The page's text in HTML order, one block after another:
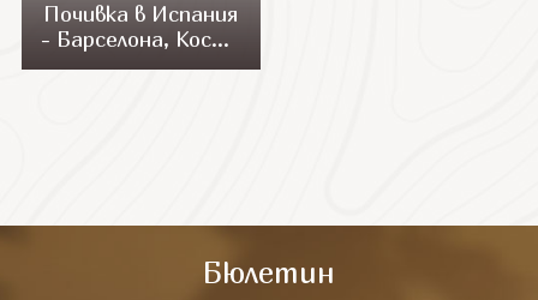
ЕКЗОТИКА
Почивка в Испания
- Барселона, Коста
Брава - Специална
Бюлетин